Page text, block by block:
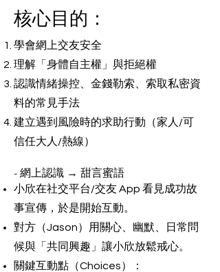
核心目的：
學會網上交友安全
理解「身體自主權」與拒絕權
認識情緒操控、金錢勒索、索取私密資
料的常見手法
建立遇到風險時的求助行動（家人/可
信任大人/熱線）
- 網上認識 → 甜言蜜語
小欣在社交平台/交友 App 看見成功故
事宣傳，於是開始互動。
對方（Jason）用關心、幽默、日常問
候與「共同興趣」讓小欣放鬆戒心。
關鍵互動點（Choices）：